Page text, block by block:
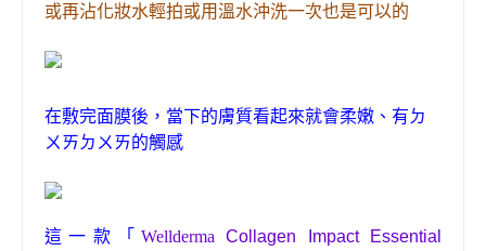
或再沾化妝水輕拍或用溫水沖洗一次也是可以的
在敷完面膜後，當下的膚質看起來就會柔嫩 、 有ㄉ
ㄨㄞㄉㄨㄞ的觸感
這一款 「WelldermaCollagen Impact Essential